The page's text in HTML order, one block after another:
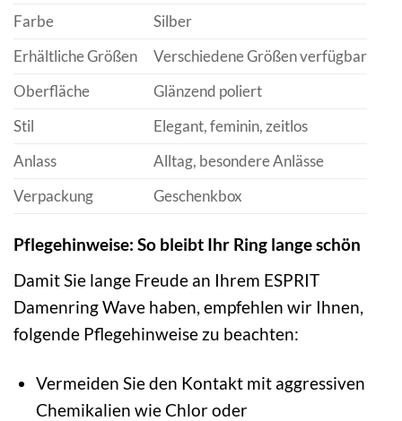
Farbe
Silber
Erhältliche Größen
Verschiedene Größen verfügbar
Oberfläche
Glänzend poliert
Stil
Elegant, feminin, zeitlos
Anlass
Alltag, besondere Anlässe
Verpackung
Geschenkbox
Pflegehinweise: So bleibt Ihr Ring lange schön
Damit Sie lange Freude an Ihrem ESPRIT
Damenring Wave haben, empfehlen wir Ihnen,
folgende Pflegehinweise zu beachten:
Vermeiden Sie den Kontakt mit aggressiven
Chemikalien wie Chlor oder